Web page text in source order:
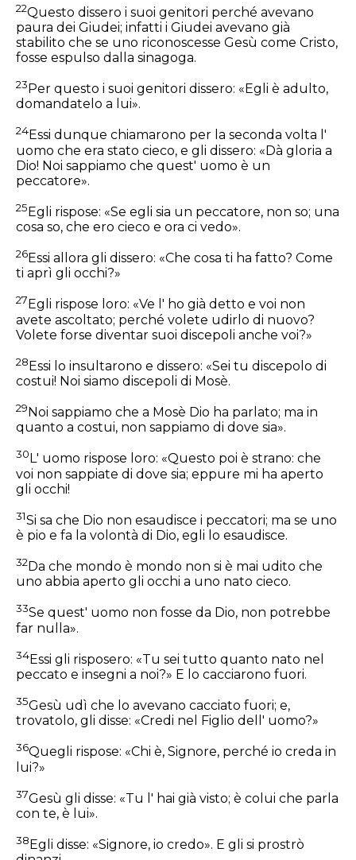
22Questo dissero i suoi genitori perché avevano
paura dei Giudei; infatti i Giudei avevano già
stabilito che se uno riconoscesse Gesù come Cristo,
fosse espulso dalla sinagoga.
23 Per questo i suoi genitori dissero: «Egli è adulto,
domandatelo a lui».
24Essi dunque chiamarono per la seconda volta l'
uomo che era stato cieco, e gli dissero: «Dà gloria a
Dio! Noi sappiamo che quest' uomo è un
peccatore».
25Egli rispose: «Se egli sia un peccatore, non so; una
cosa so, che ero cieco e ora ci vedo».
26Essi allora gli dissero: «Che cosa ti ha fatto? Come
ti aprì gli occhi?»
27 Egli rispose loro: «Ve l' ho già detto e voi non
avete ascoltato; perché volete udirlo di nuovo?
Volete forse diventar suoi discepoli anche voi?»
28Essi lo insultarono e dissero: «Sei tu discepolo di
costui! Noi siamo discepoli di Mosè.
29 Noi sappiamo che a Mosè Dio ha parlato; ma in
quanto a costui, non sappiamo di dove sia».
30 L' uomo rispose loro: «Questo poi è strano: che
voi non sappiate di dove sia; eppure mi ha aperto
gli occhi!
31Si sa che Dio non esaudisce i peccatori; ma se uno
è pio e fa la volontà di Dio, egli lo esaudisce.
32 Da che mondo è mondo non si è mai udito che
uno abbia aperto gli occhi a uno nato cieco.
33Se quest' uomo non fosse da Dio, non potrebbe
far nulla».
34Essi gli risposero: «Tu sei tutto quanto nato nel
peccato e insegni a noi?» E lo cacciarono fuori.
35Gesù udì che lo avevano cacciato fuori; e,
trovatolo, gli disse: «Credi nel Figlio dell' uomo?»
36Quegli rispose: «Chi è, Signore, perché io creda in
lui?»
37Gesù gli disse: «Tu l' hai già visto; è colui che parla
con te, è lui».
38 Egli disse: «Signore, io credo». E gli si prostrò